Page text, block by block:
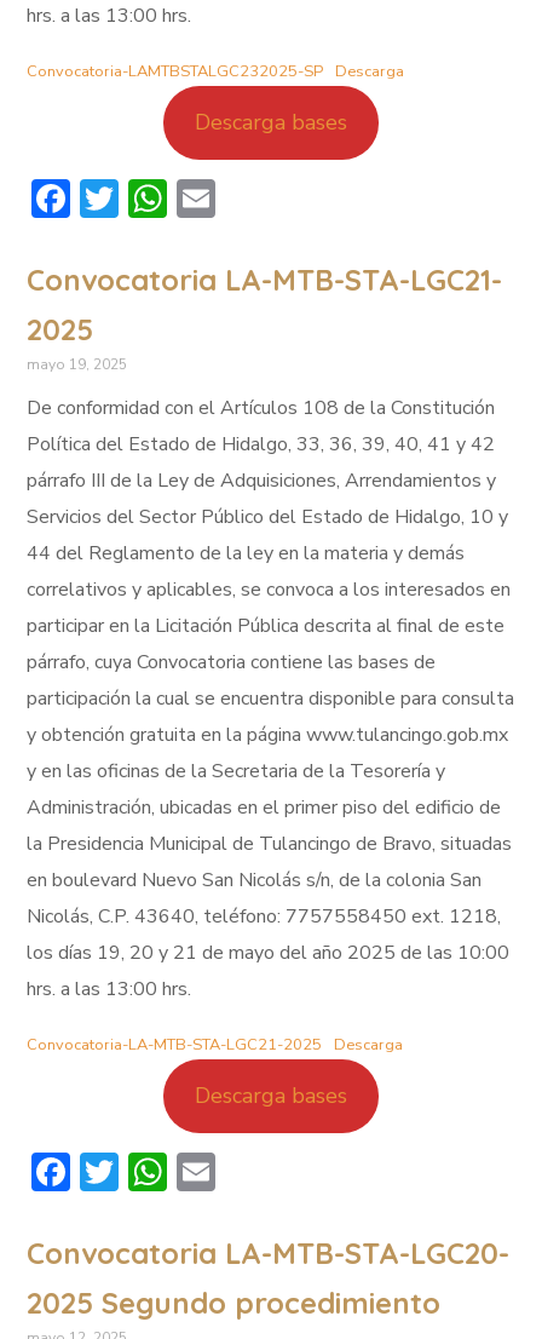
hrs. a las 13:00 hrs.
Convocatoria-LAMTBSTALGC232025-SP Descarga
Descarga bases
Facebook
TwitterWhatsApp
Convocatoria LA-MTB-STA-LGC21-
2025
mayo 19, 2025
De conformidad con el Artículos 108 de la Constitución
Política del Estado de Hidalgo, 33, 36, 39, 40, 41 y 42
párrafo III de la Ley de Adquisiciones, Arrendamientos y
Servicios del Sector Público del Estado de Hidalgo, 10 y
44 del Reglamento de la ley en la materia y demás
correlativos y aplicables, se convoca a los interesados en
participar en la Licitación Pública descrita al final de este
párrafo, cuya Convocatoria contiene las bases de
participación la cual se encuentra disponible para consulta
y obtención gratuita en la página www.tulancingo.gob.mx
y en las oficinas de la Secretaria de la Tesorería y
Administración, ubicadas en el primer piso del edificio de
la Presidencia Municipal de Tulancingo de Bravo, situadas
en boulevard Nuevo San Nicolás s/n, de la colonia San
Nicolás, C.P. 43640, teléfono: 7757558450 ext. 1218,
los días 19, 20 y 21 de mayo del año 2025 de las 10:00
hrs. a las 13:00 hrs.
Convocatoria-LA-MTB-STA-LGC21-2025 Descarga
Descarga bases
Facebook
TwitterWhatsApp
Convocatoria LA-MTB-STA-LGC20-
2025 Segundo procedimiento